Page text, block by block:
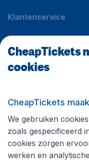
Klantenservice
CheapTickets.be
Volg CheapTickets.be
CheapTickets
cookies
CheapTickets
We gebruiken
zoals gespecificeerd
cookies zorgen
werken en